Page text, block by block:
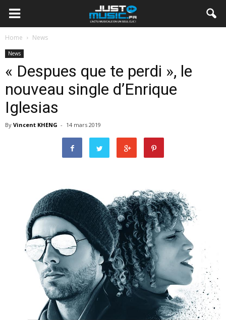
Home News
News
« Despues que te perdi », le
nouveau single d’Enrique
Iglesias
By Vincent KHENG - 14 mars 2019